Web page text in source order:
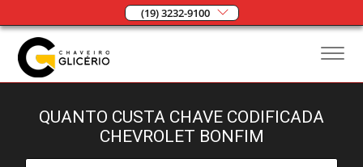
(19) 3232-9100
QUANTO CUSTA CHAVE CODIFICADA
CHEVROLET BONFIM